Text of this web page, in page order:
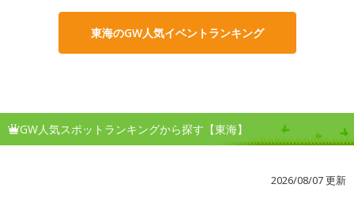
東海のGW人気イベントランキング
GW人気スポットランキングから探す【東海】
2026/08/07 更新